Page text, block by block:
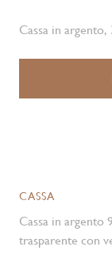
Cassa in
CASSA
Cassa in argento
trasparente con